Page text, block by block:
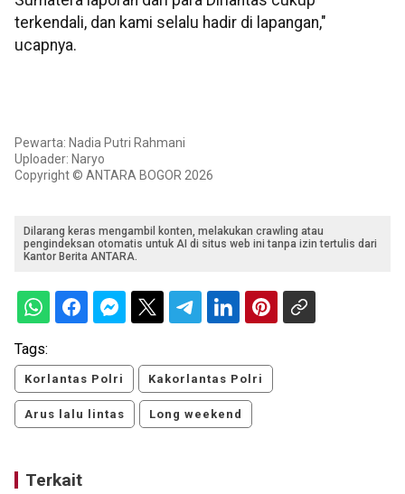
terkendali, dan kami selalu hadir di lapangan,"
ucapnya.
Pewarta: Nadia Putri Rahmani
Uploader: Naryo
Copyright © ANTARA BOGOR 2026
Dilarang keras mengambil konten, melakukan crawling atau
pengindeksan otomatis untuk AI di situs web ini tanpa izin tertulis dari
Kantor Berita ANTARA.
Tags:
Korlantas Polri Kakorlantas Polri
Arus lalu lintas Long weekend
Terkait